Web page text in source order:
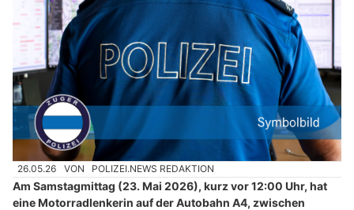
26.05.26 VON POLIZEI.NEWS REDAKTION
Am Samstagmittag (23. Mai 2026), kurz vor 12:00 Uhr, hat
eine Motorradlenkerin auf der Autobahn A4, zwischen